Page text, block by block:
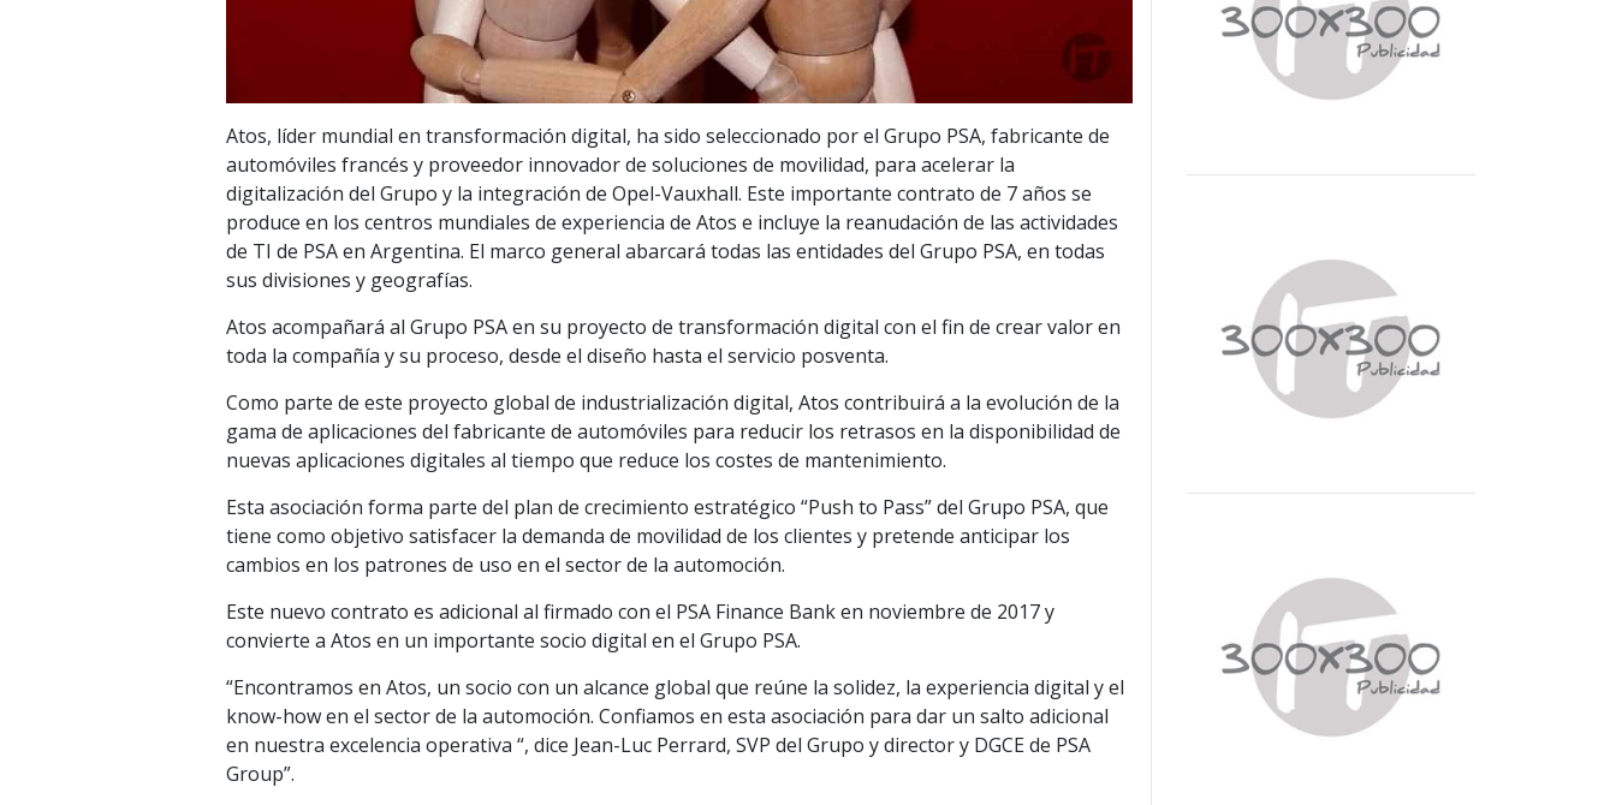
Atos, líder mundial en transformación digital, ha sido seleccionado por el Grupo PSA, fabricante de
automóviles francés y proveedor innovador de soluciones de movilidad, para acelerar la
digitalización del Grupo y la integración de Opel-Vauxhall. Este importante contrato de 7 años se
produce en los centros mundiales de experiencia de Atos e incluye la reanudación de las actividades
de TI de PSA en Argentina. El marco general abarcará todas las entidades del Grupo PSA, en todas
sus divisiones y geografías.
Atos acompañará al Grupo PSA en su proyecto de transformación digital con el fin de crear valor en
toda la compañía y su proceso, desde el diseño hasta el servicio posventa.
Como parte de este proyecto global de industrialización digital, Atos contribuirá a la evolución de la
gama de aplicaciones del fabricante de automóviles para reducir los retrasos en la disponibilidad de
nuevas aplicaciones digitales al tiempo que reduce los costes de mantenimiento.
Esta asociación forma parte del plan de crecimiento estratégico “Push to Pass” del Grupo PSA, que
tiene como objetivo satisfacer la demanda de movilidad de los clientes y pretende anticipar los
cambios en los patrones de uso en el sector de la automoción.
Este nuevo contrato es adicional al firmado con el PSA Finance Bank en noviembre de 2017 y
convierte a Atos en un importante socio digital en el Grupo PSA.
“Encontramos en Atos, un socio con un alcance global que reúne la solidez, la experiencia digital y el
know-how en el sector de la automoción. Confiamos en esta asociación para dar un salto adicional
en nuestra excelencia operativa “, dice Jean-Luc Perrard, SVP del Grupo y director y DGCE de PSA
Group”.